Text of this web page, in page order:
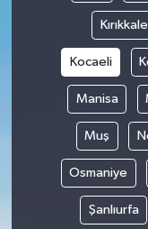
Kırıkkale
Kocaeli
Manisa
Muş
Osmaniye
Şanlıurfa